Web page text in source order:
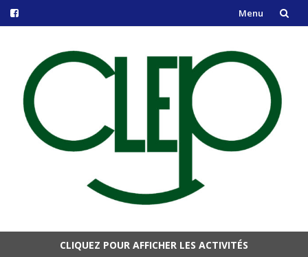
Menu
contenu
CLIQUEZ POUR AFFICHER LES ACTIVITÉS